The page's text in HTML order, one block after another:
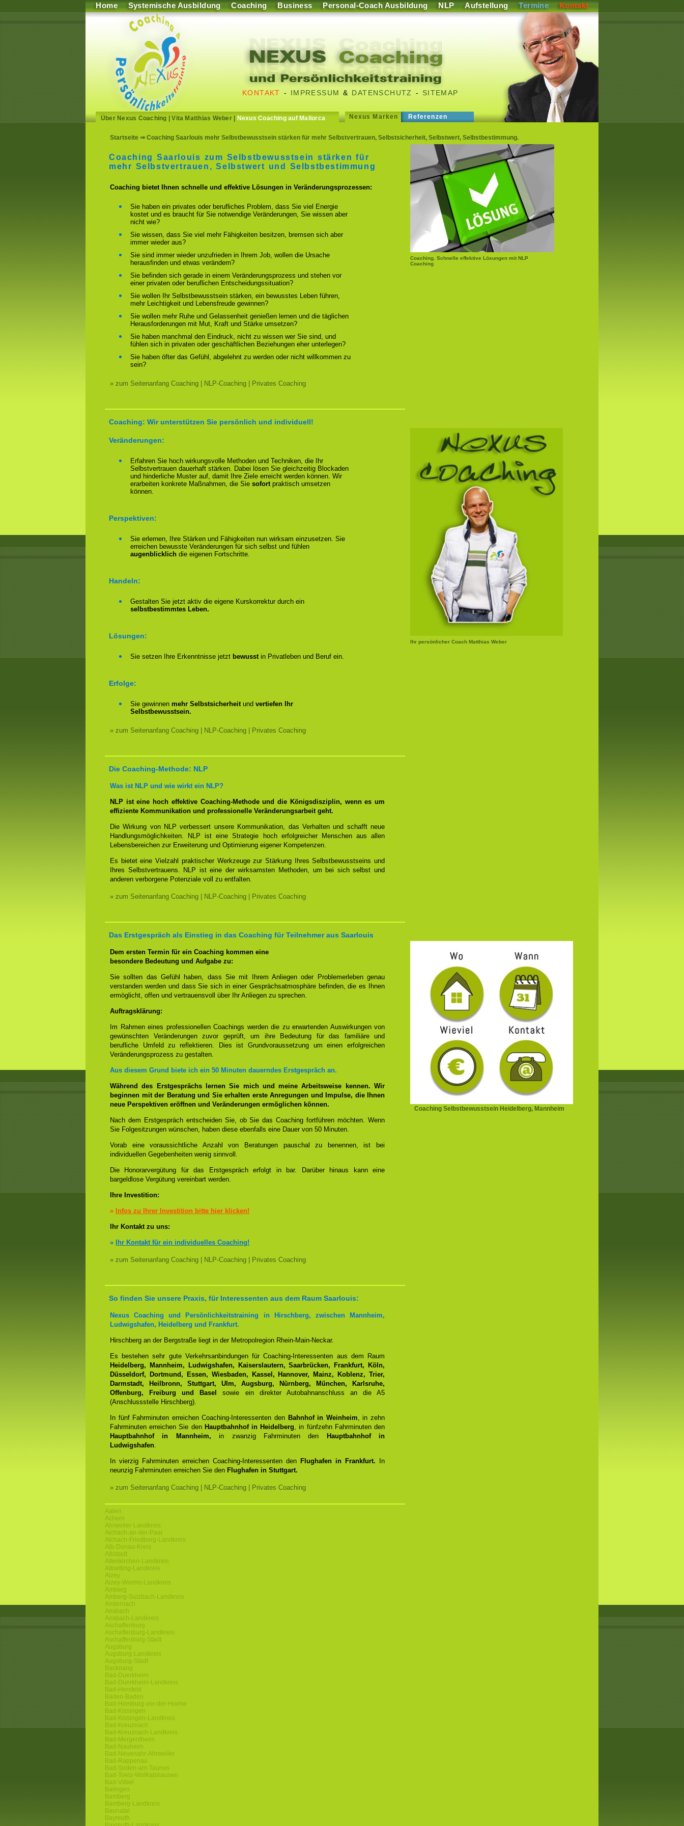
Home Systemische Ausbildung Coaching Business Personal-Coach Ausbildung NLP Aufstellung Termine Kontakt
KONTAKT - IMPRESSUM & DATENSCHUTZ - SITEMAP
Über Nexus Coaching |Vita Matthias Weber| Nexus Coaching auf Mallorca Nexus Marken Referenzen
Startseite ⇒ Coaching Saarlouis mehr Selbstbewusstsein stärken für mehr Selbstvertrauen, Selbstsicherheit, Selbstwert, Selbstbestimmung.
Coaching. Schnelle effektive Lösungen mit NLP
Coaching
Coaching Saarlouis zum Selbstbewusstsein stärken für
mehr Selbstvertrauen, Selbstwert und Selbstbestimmung
Coaching bietet Ihnen schnelle und effektive Lösungen in Veränderungsprozessen:
Sie haben ein privates oder berufliches Problem, dass Sie viel Energie
kostet und es braucht für Sie notwendige Veränderungen, Sie wissen aber
nicht wie?
Sie wissen, dass Sie viel mehr Fähigkeiten besitzen, bremsen sich aber
immer wieder aus?
Sie sind immer wieder unzufrieden in Ihrem Job, wollen die Ursache
herausfinden und etwas verändern?
Sie befinden sich gerade in einem Veränderungsprozess und stehen vor
einer privaten oder beruflichen Entscheidungssituation?
Sie wollen Ihr Selbstbewusstsein stärken, ein bewusstes Leben führen,
mehr Leichtigkeit und Lebensfreude gewinnen?
Sie wollen mehr Ruhe und Gelassenheit genießen lernen und die täglichen
Herausforderungen mit Mut, Kraft und Stärke umsetzen?
Sie haben manchmal den Eindruck, nicht zu wissen wer Sie sind, und
fühlen sich in privaten oder geschäftlichen Beziehungen eher unterlegen?
Sie haben öfter das Gefühl, abgelehnt zu werden oder nicht willkommen zu
sein?
» zum Seitenanfang Coaching | NLP-Coaching | Privates Coaching
Coaching: Wir unterstützen Sie persönlich und individuell!
Ihr persönlicher Coach Matthias Weber
Veränderungen:
Erfahren Sie hoch wirkungsvolle Methoden und Techniken, die Ihr
Selbstvertrauen dauerhaft stärken. Dabei lösen Sie gleichzeitig Blockaden
und hinderliche Muster auf, damit Ihre Ziele erreicht werden können. Wir
erarbeiten konkrete Maßnahmen, die Sie sofortpraktisch umsetzen
können.
Perspektiven:
Sie erlernen, Ihre Stärken und Fähigkeiten nun wirksam einzusetzen. Sie
erreichen bewusste Veränderungen für sich selbst und fühlen
augenblicklich die eigenen Fortschritte.
Handeln:
Gestalten Sie jetzt aktiv die eigene Kurskorrektur durch ein
selbstbestimmtes Leben.
Lösungen:
Sie setzen Ihre Erkenntnisse jetzt bewusstin Privatleben und Beruf ein.
Erfolge:
Sie gewinnen mehr Selbstsicherheitund vertiefen Ihr
Selbstbewusstsein.
» zum Seitenanfang Coaching | NLP-Coaching | Privates Coaching
Die Coaching-Methode: NLP
Was ist NLP und wie wirkt ein NLP?
NLP ist eine hoch effektive Coaching-Methode und die Königsdisziplin, wenn es um
effiziente Kommunikation und professionelle Veränderungsarbeit geht.
Die Wirkung von NLP verbessert unsere Kommunikation, das Verhalten und schafft neue
Handlungsmöglichkeiten. NLP ist eine Strategie hoch erfolgreicher Menschen aus allen
Lebensbereichen zur Erweiterung und Optimierung eigener Kompetenzen.
Es bietet eine Vielzahl praktischer Werkzeuge zur Stärkung Ihres Selbstbewusstseins und
Ihres Selbstvertrauens. NLP ist eine der wirksamsten Methoden, um bei sich selbst und
anderen verborgene Potenziale voll zu entfalten.
» zum Seitenanfang Coaching | NLP-Coaching | Privates Coaching
Das Erstgespräch als Einstieg in das Coaching für Teilnehmer aus Saarlouis
Coaching Selbstbewusstsein Heidelberg, Mannheim
Dem ersten Termin für ein Coaching kommen eine
besondere Bedeutung und Aufgabe zu:
Sie sollten das Gefühl haben, dass Sie mit Ihrem Anliegen oder Problemerleben genau
verstanden werden und dass Sie sich in einer Gesprächsatmosphäre befinden, die es Ihnen
ermöglicht, offen und vertrauensvoll über Ihr Anliegen zu sprechen.
Auftragsklärung:
Im Rahmen eines professionellen Coachings werden die zu erwartenden Auswirkungen von
gewünschten Veränderungen zuvor geprüft, um ihre Bedeutung für das familiäre und
berufliche Umfeld zu reflektieren. Dies ist Grundvoraussetzung um einen erfolgreichen
Veränderungsprozess zu gestalten.
Aus diesem Grund biete ich ein 50 Minuten dauerndes Erstgespräch an.
Während des Erstgesprächs lernen Sie mich und meine Arbeitsweise kennen. Wir
beginnen mit der Beratung und Sie erhalten erste Anregungen und Impulse, die Ihnen
neue Perspektiven eröffnen und Veränderungen ermöglichen können.
Nach dem Erstgespräch entscheiden Sie, ob Sie das Coaching fortführen möchten. Wenn
Sie Folgesitzungen wünschen, haben diese ebenfalls eine Dauer von 50 Minuten.
Vorab eine voraussichtliche Anzahl von Beratungen pauschal zu benennen, ist bei
individuellen Gegebenheiten wenig sinnvoll.
Die Honorarvergütung für das Erstgespräch erfolgt in bar. Darüber hinaus kann eine
bargeldlose Vergütung vereinbart werden.
Ihre Investition:
» Infos zu Ihrer Investition bitte hier klicken!
Ihr Kontakt zu uns:
» Ihr Kontakt für ein individuelles Coaching!
» zum Seitenanfang Coaching | NLP-Coaching | Privates Coaching
So finden Sie unsere Praxis, für Interessenten aus dem Raum Saarlouis:
Nexus Coaching und Persönlichkeitstraining in Hirschberg, zwischen Mannheim,
Ludwigshafen, Heidelberg und Frankfurt.
Hirschberg an der Bergstraße liegt in der Metropolregion Rhein-Main-Neckar.
Es bestehen sehr gute Verkehrsanbindungen für Coaching-Interessenten aus dem Raum
Heidelberg, Mannheim, Ludwigshafen, Kaiserslautern, Saarbrücken, Frankfurt, Köln,
Düsseldorf, Dortmund, Essen, Wiesbaden, Kassel, Hannover, Mainz, Koblenz, Trier,
Darmstadt, Heilbronn, Stuttgart, Ulm, Augsburg, Nürnberg, München, Karlsruhe,
Offenburg, Freiburg und Basel
sowie ein direkter Autobahnanschluss an die A5
(Anschlussstelle Hirschberg).
In fünf Fahrminuten erreichen Coaching-Interessenten den Bahnhof in Weinheim, in zehn
Fahrminuten erreichen Sie den Hauptbahnhof in Heidelberg, in fünfzehn Fahrminuten den
Hauptbahnhof in Mannheim, in zwanzig Fahrminuten den
Hauptbahnhof in
Ludwigshafen.
In vierzig Fahrminuten erreichen Coaching-Interessenten den Flughafen in Frankfurt.
In
neunzig Fahrminuten erreichen Sie den Flughafen in Stuttgart.
» zum Seitenanfang Coaching | NLP-Coaching | Privates Coaching
Aalen
Achern
Ahrweiler-Landkreis
Aichach-an-der-Paar
Aichach-Friedberg-Landkreis
Alb-Donau-Kreis
Albstadt
Altenkirchen-Landkreis
Altoetting-Landkreis
Alzey
Alzey-Worms-Landkreis
Amberg
Amberg-Sulzbach-Landkreis
Andernach
Ansbach
Ansbach-Landkreis
Aschaffenburg
Aschaffenburg-Landkreis
Aschaffenburg-Stadt
Augsburg
Augsburg-Landkreis
Augsburg-Stadt
Backnang
Bad-Duerkheim
Bad-Duerkheim-Landkreis
Bad-Hersfeld
Baden-Baden
Bad-Homburg-vor-der-Hoehe
Bad-Kissingen
Bad-Kissingen-Landkreis
Bad-Kreuznach
Bad-Kreuznach-Landkreis
Bad-Mergentheim
Bad-Nauheim
Bad-Neuenahr-Ahrweiler
Bad-Rappenau
Bad-Soden-am-Taunus
Bad-Toelz-Wolfratshausen
Bad-Vilbel
Balingen
Bamberg
Bamberg-Landkreis
Baunatal
Bayreuth